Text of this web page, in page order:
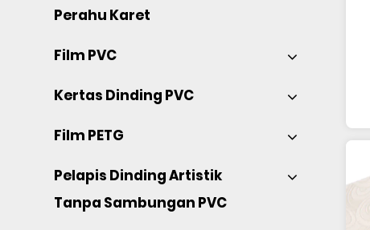
Perahu Karet
Film PVC
Kertas Dinding PVC
Film PETG
Pelapis Dinding Artistik
Tanpa Sambungan PVC